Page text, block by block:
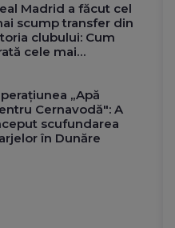
Madrid a făcut cel
scump transfer din
clubului: Cum
cele mai
„Apă
Cernavodă": A
scufundarea
în Dunăre